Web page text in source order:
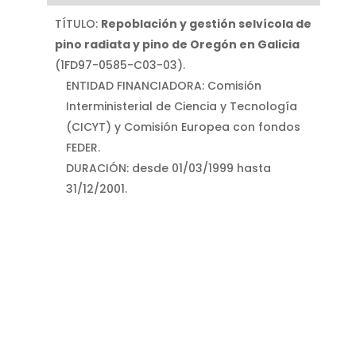
TÍTULO: Repoblación y gestión selvícola de
pino radiatay pino de Oregón en Galicia
(1FD97-0585-C03-03).
ENTIDAD FINANCIADORA: Comisión
Interministerial de Ciencia y Tecnología
(CICYT) y Comisión Europea con fondos
FEDER.
DURACIÓN: desde 01/03/1999 hasta
31/12/2001.